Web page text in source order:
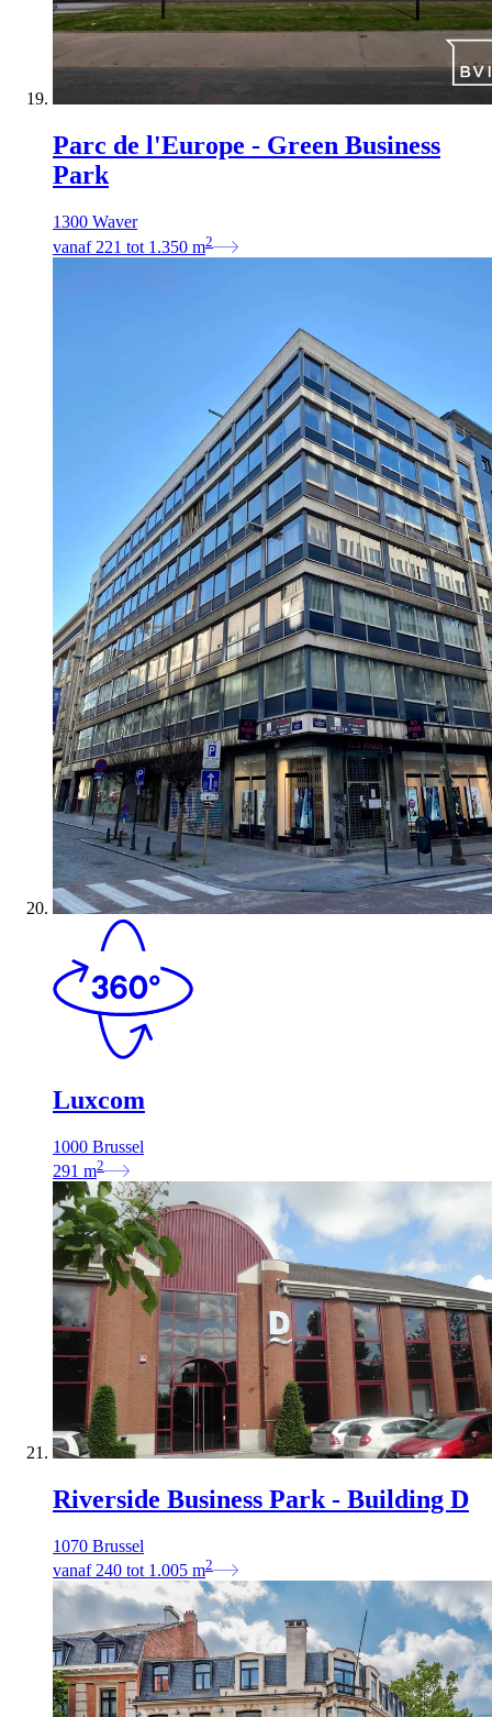
Parc de l'Europe - Green Business
Park
1300 Waver
vanaf 221 tot 1.350 m2
Luxcom
1000 Brussel
291 m2
Riverside Business Park - Building D
1070 Brussel
vanaf 240 tot 1.005 m2